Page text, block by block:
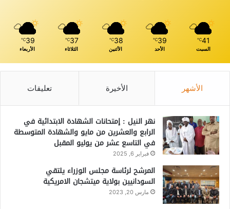
41
℃
السبت
39
℃
الأحد
38
℃
الأثنين
37
℃
الثلاثاء
39
℃
الأربعاء
الأشهر الأخيرة تعليقات
نهر النيل : إمتحانات الشهادة الابتدائية في
الرابع والعشرين من مايو والشهادة المتوسطة
في التاسع عشر من يوليو المقبل
فبراير 6, 2025
المرشح لرئاسة مجلس الوزراء يلتقي
السودانيين بولاية ميتشجان الامريكية
مارس 20, 2023